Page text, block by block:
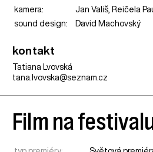
kamera:
Jan Vališ, Reičela
sound design:
David Machovský
kontakt
Tatiana Lvovská
tana.lvovska@seznam.cz
Film na